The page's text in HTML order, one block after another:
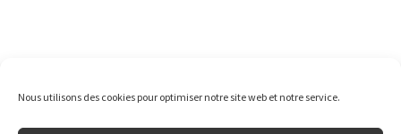
Nous utilisons des cookies pour optimiser notre site web et notre service.